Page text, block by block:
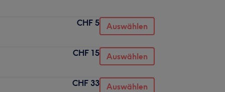
CHF 5 Auswählen
CHF 15 Auswählen
CHF 33 Auswählen